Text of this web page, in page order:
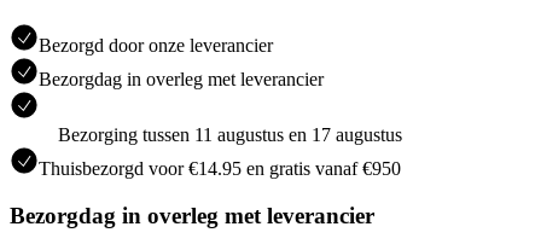
Bezorgd door onze leverancier
Bezorgdag in overleg met leverancier
Bezorging tussen 11 augustus en 17 augustus
Thuisbezorgd voor €14.95 en gratis vanaf €950
Bezorgdag in overleg met leverancier